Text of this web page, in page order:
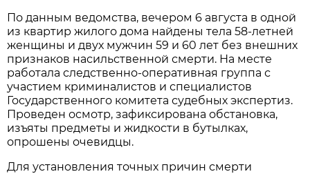
По данным ведомства, вечером 6 августа в одной
из квартир жилого дома найдены тела 58-летней
женщины и двух мужчин 59 и 60 лет без внешних
признаков насильственной смерти. На месте
работала следственно-оперативная группа с
участием криминалистов и специалистов
Государственного комитета судебных экспертиз.
Проведен осмотр, зафиксирована обстановка,
изъяты предметы и жидкости в бутылках,
опрошены очевидцы.
Для установления точных причин смерти